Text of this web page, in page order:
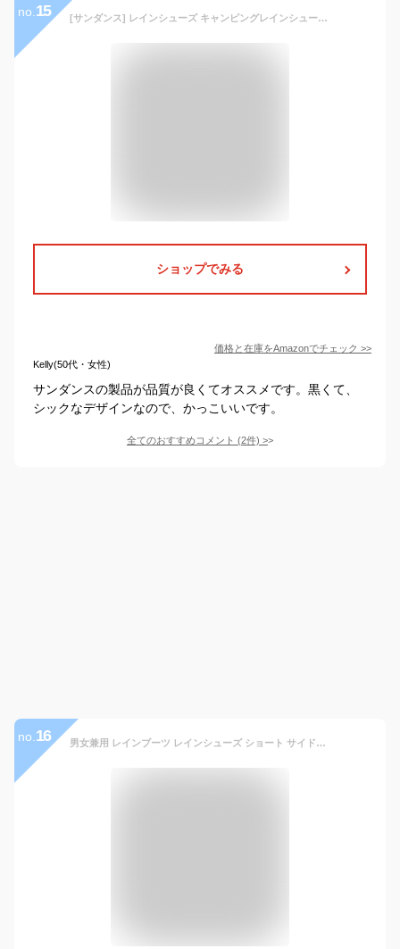
no. 15 [サンダンス] レインシューズ キャンピングレインシューズ CRS-001 ブラック 26.5 cm~27.0 cm
ショップでみる
価格と在庫をAmazonでチェック >>
Kelly(50代・女性)
サンダンスの製品が品質が良くてオススメです。黒くて、
シックなデザインなので、かっこいいです。
全てのおすすめコメント (2件) >
no. 16 男女兼用 レインブーツ レインシューズ ショート サイドゴア 防滑 ファッショナブル カジュアル メンズ レディース 22.5cm 23.0cm 23.5cm 24.0cm 24.5cm 25.0cm 25.5cm 26.0cm 26.5cm 27.0cm 27.5cm 28.0cm 29.0cm 20088【あす楽対応】【コンビニ受取対応商品】